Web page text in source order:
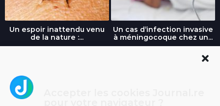
Un espoir inattendu venu
de la nature :...
Un cas d’infection invasive
à méningocoque chez un...